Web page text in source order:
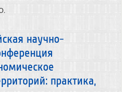
научно-
практика,